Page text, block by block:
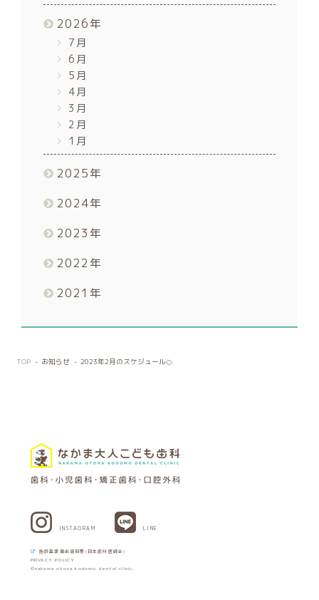
2026年
7月
6月
5月
4月
3月
2月
1月
2025年
2024年
2023年
2022年
2021 年
TOP お知らせ 2023年2月のスケジュール🍊
INSTAGRAM LINE
施設基準届出項目等(日本歯科医師会)
PRIVACY POLICY
©nakama otona kodomo dental clinic.